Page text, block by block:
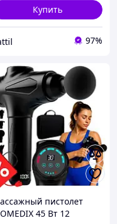
Купить
97%
пистолет
45 Вт 12